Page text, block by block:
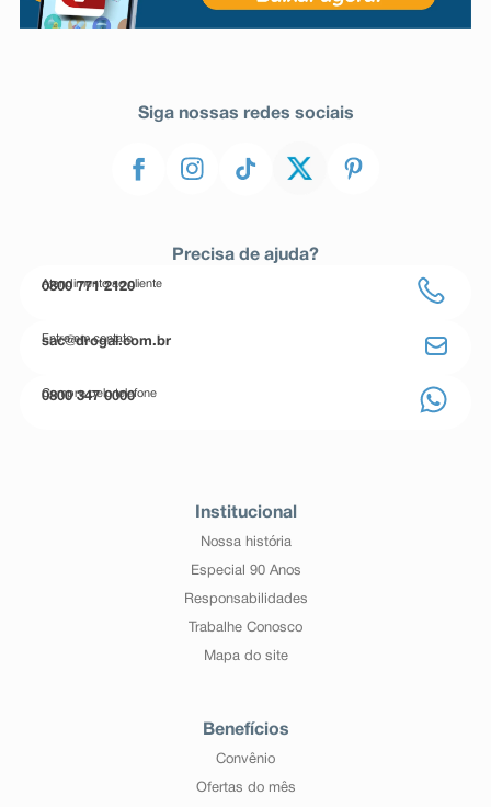
Siga nossas redes sociais
Precisa de ajuda?
Atendimento ao cliente
0800 771 2120
Entre em contato
sac@drogal.com.br
Compre pelo telefone
0800 347 0000
Institucional
Nossa história
Especial 90 Anos
Responsabilidades
Trabalhe Conosco
Mapa do site
Benefícios
Convênio
Ofertas do mês